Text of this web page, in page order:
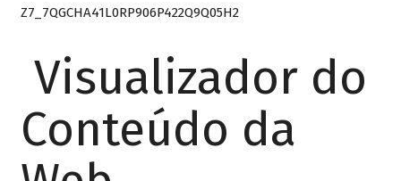
Z7_7QGCHA41L0RP906P422Q9Q05H2
Visualizador do
Conteúdo da